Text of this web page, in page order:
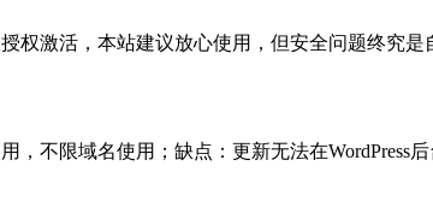
权激活，本站建议放心使用，但安全问题终究
，不限域名使用；缺点：更新无法在WordPress